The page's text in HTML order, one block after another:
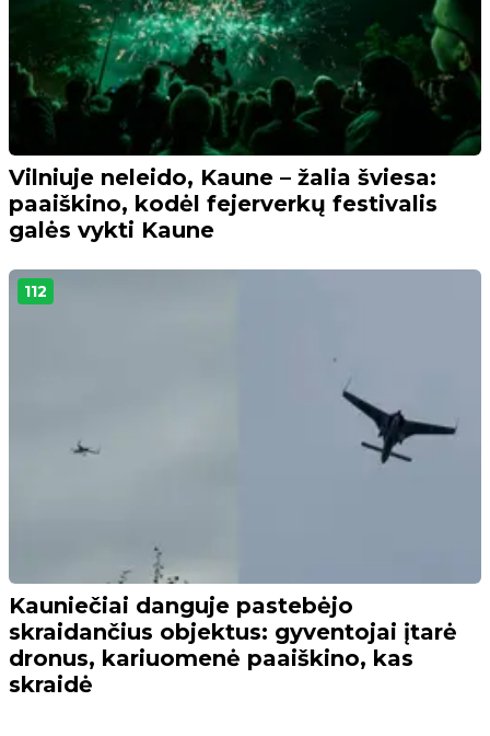
Vilniuje neleido, Kaune – žalia šviesa:
paaiškino, kodėl fejerverkų festivalis
galės vykti Kaune
112
Kauniečiai danguje pastebėjo
skraidančius objektus: gyventojai įtarė
dronus, kariuomenė paaiškino, kas
skraidė